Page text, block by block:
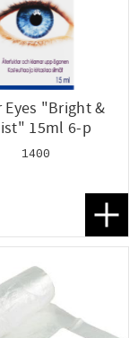
Eyes "Bright &
15ml 6-p
1400